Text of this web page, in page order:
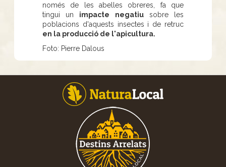
només de les abelles obreres, fa que
tingui un impacte negatiusobre les
poblacions d'aquests insectes i de retruc
en la producció de l'apicultura.
Foto: Pierre Dalous